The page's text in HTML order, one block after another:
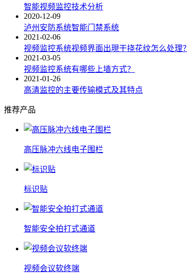
​智能视频监控技术分析
2020-12-09
泸州安防系统智能门禁系统
2021-02-06
视频监控系统视频界面出現干挠花纹怎么处理？
2021-03-05
视频监控系统有哪些上墙方式？
2021-01-26
高清监控的主要传输模式及其特点
推荐产品
高压脉冲六线电子围栏
标识贴
智能安全拍打式通道
视频会议软终端